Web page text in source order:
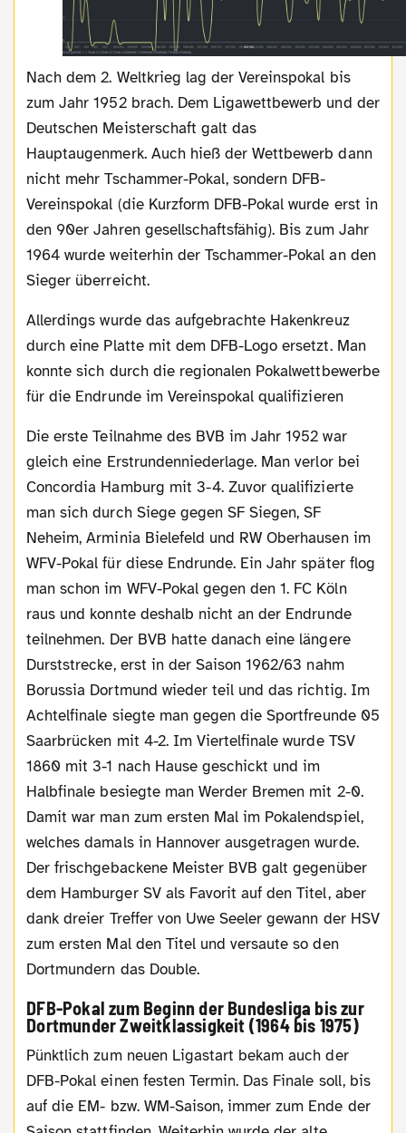
Nach dem 2. Weltkrieg lag der Vereinspokal bis
zum Jahr 1952 brach. Dem Ligawettbewerb und der
Deutschen Meisterschaft galt das
Hauptaugenmerk. Auch hieß der Wettbewerb dann
nicht mehr Tschammer-Pokal, sondern DFB-
Vereinspokal (die Kurzform DFB-Pokal wurde erst in
den 90er Jahren gesellschaftsfähig). Bis zum Jahr
1964 wurde weiterhin der Tschammer-Pokal an den
Sieger überreicht.
Allerdings wurde das aufgebrachte Hakenkreuz
durch eine Platte mit dem DFB-Logo ersetzt. Man
konnte sich durch die regionalen Pokalwettbewerbe
für die Endrunde im Vereinspokal qualifizieren
Die erste Teilnahme des BVB im Jahr 1952 war
gleich eine Erstrundenniederlage. Man verlor bei
Concordia Hamburg mit 3-4. Zuvor qualifizierte
man sich durch Siege gegen SF Siegen, SF
Neheim, Arminia Bielefeld und RW Oberhausen im
WFV-Pokal für diese Endrunde. Ein Jahr später flog
man schon im WFV-Pokal gegen den 1. FC Köln
raus und konnte deshalb nicht an der Endrunde
teilnehmen. Der BVB hatte danach eine längere
Durststrecke, erst in der Saison 1962/63 nahm
Borussia Dortmund wieder teil und das richtig. Im
Achtelfinale siegte man gegen die Sportfreunde 05
Saarbrücken mit 4-2. Im Viertelfinale wurde TSV
1860 mit 3-1 nach Hause geschickt und im
Halbfinale besiegte man Werder Bremen mit 2-0.
Damit war man zum ersten Mal im Pokalendspiel,
welches damals in Hannover ausgetragen wurde.
Der frischgebackene Meister BVB galt gegenüber
dem Hamburger SV als Favorit auf den Titel, aber
dank dreier Treffer von Uwe Seeler gewann der HSV
zum ersten Mal den Titel und versaute so den
Dortmundern das Double.
DFB-Pokal zum Beginn der Bundesliga bis zur
Dortmunder Zweitklassigkeit (1964 bis 1975)
Pünktlich zum neuen Ligastart bekam auch der
DFB-Pokal einen festen Termin. Das Finale soll, bis
auf die EM- bzw. WM-Saison, immer zum Ende der